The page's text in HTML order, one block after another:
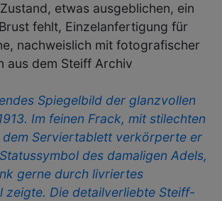
etwas ausgeblichen, ein
fehlt, Einzelanfertigung für
nachweislich mit fotografischer
aus dem Steiff Archiv
Spiegelbild der glanzvollen
Im feinen Frack, mit stilechten
dem Serviertablett verkörperte er
des damaligen Adels,
gerne durch livriertes
zeigte. Die detailverliebte Steiff-